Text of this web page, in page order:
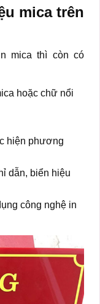
mica trên
mica thì còn có
hoặc chữ nổi
hiện phương
dẫn, biển hiệu
công nghệ in